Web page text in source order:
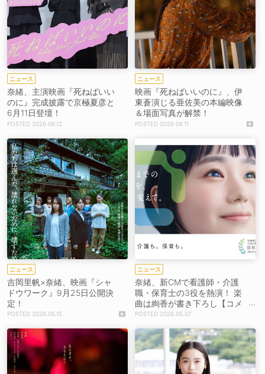
ニュース
奈緒、主演映画『死ねばいい
のに』完成披露で京極夏彦と
6月11日登壇！
2026.06.12
ニュース
映画『死ねばいいのに』、伊
東蒼演じる亜佐美の本編映像
＆場面写真が解禁！
2026.06.11
ニュース
吉岡里帆×奈緒、映画『シャ
ドウワーク』9月25日公開決
定！
2026.05.15
ニュース
奈緒、新CMで看護師・介護
職・保育士の3役を熱演！ 楽
曲は絢香が書き下ろし【コメ
ントあり】2026.05.07